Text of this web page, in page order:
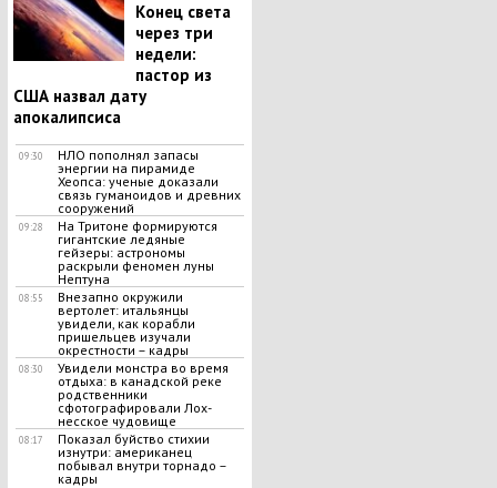
Конец света
через три
недели:
пастор из
США назвал дату
апокалипсиса
09:30
НЛО пополнял запасы
энергии на пирамиде
Хеопса: ученые доказали
связь гуманоидов и древних
сооружений
09:28
На Тритоне формируются
гигантские ледяные
гейзеры: астрономы
раскрыли феномен луны
Нептуна
08:55
Внезапно окружили
вертолет: итальянцы
увидели, как корабли
пришельцев изучали
окрестности – кадры
08:30
Увидели монстра во время
отдыха: в канадской реке
родственники
сфотографировали Лох-
несское чудовище
08:17
Показал буйство стихии
изнутри: американец
побывал внутри торнадо –
кадры